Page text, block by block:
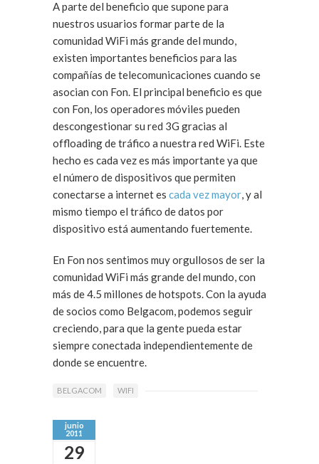
A parte del beneficio que supone para
nuestros usuarios formar parte de la
comunidad WiFi más grande del mundo,
existen importantes beneficios para las
compañías de telecomunicaciones cuando se
asocian con Fon. El principal beneficio es que
con Fon, los operadores móviles pueden
descongestionar su red 3G gracias al
offloading de tráfico a nuestra red WiFi. Este
hecho es cada vez es más importante ya que
el número de dispositivos que permiten
conectarse a internet es cada vez mayor, y al
mismo tiempo el tráfico de datos por
dispositivo está aumentando fuertemente.
En Fon nos sentimos muy orgullosos de ser la
comunidad WiFi más grande del mundo, con
más de 4.5 millones de hotspots. Con la ayuda
de socios como Belgacom, podemos seguir
creciendo, para que la gente pueda estar
siempre conectada independientemente de
donde se encuentre.
BELGACOM WIFI
junio
2011
29